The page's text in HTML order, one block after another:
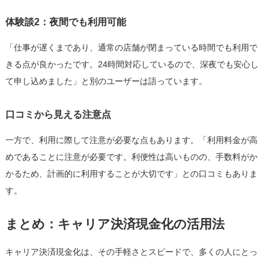
体験談2：夜間でも利用可能
「仕事が遅くまであり、通常の店舗が閉まっている時間でも利用で
きる点が良かったです。24時間対応しているので、深夜でも安心し
て申し込めました」と別のユーザーは語っています。
口コミから見える注意点
一方で、利用に際して注意が必要な点もあります。「利用料金が高
めであることに注意が必要です。利便性は高いものの、手数料がか
かるため、計画的に利用することが大切です」との口コミもありま
す。
まとめ：キャリア決済現金化の活用法
キャリア決済現金化は、その手軽さとスピードで、多くの人にとっ